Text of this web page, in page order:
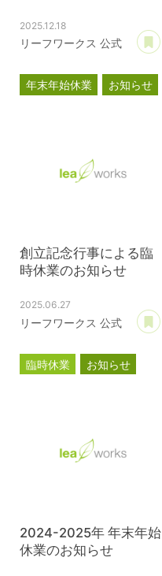
2025.12.18
リーフワークス 公式
年末年始休業 お知らせ
創立記念行事による臨
時休業のお知らせ
2025.06.27
リーフワークス 公式
臨時休業 お知らせ
2024-2025年 年末年始
休業のお知らせ